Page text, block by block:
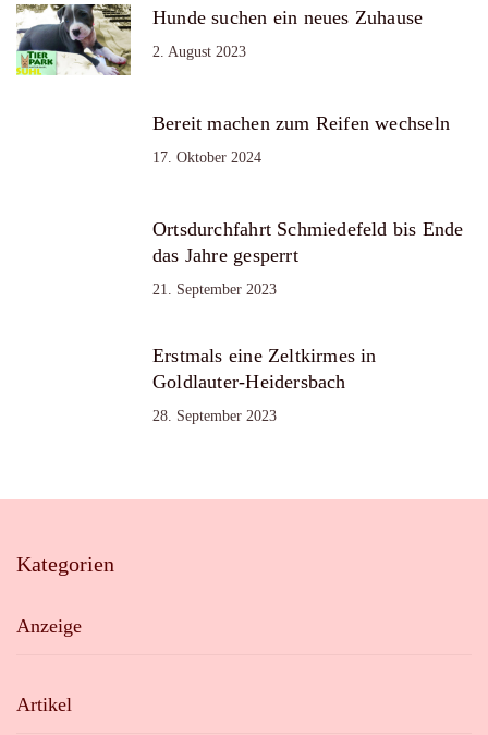
Hunde suchen ein neues Zuhause
2. August 2023
Bereit machen zum Reifen wechseln
17. Oktober 2024
Ortsdurchfahrt Schmiedefeld bis Ende
das Jahre gesperrt
21. September 2023
Erstmals eine Zeltkirmes in
Goldlauter-Heidersbach
28. September 2023
Kategorien
Anzeige
Artikel